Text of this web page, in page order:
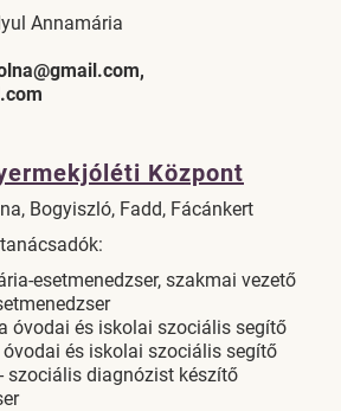
Annamária
Központ
Bogyiszló, Fadd, Fácánkert
esetmenedzser, szakmai vezető
óvodai és iskolai szociális segítő
és iskolai szociális segítő
szociális diagnózist készítő